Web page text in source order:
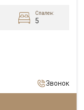
Спален:
5
Звонок